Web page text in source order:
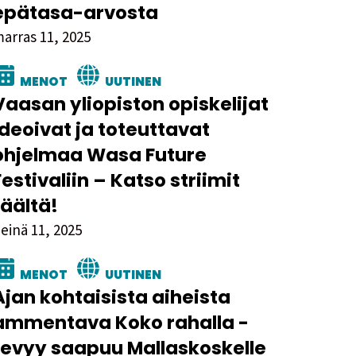
arvosta
11, 2025
MENOT UUTINEN
yliopiston opiskelijat
ja toteuttavat
Wasa Future
– Katso striimit
11, 2025
MENOT UUTINEN
kohtaisista aiheista
Koko rahalla -
saapuu Mallaskoskelle